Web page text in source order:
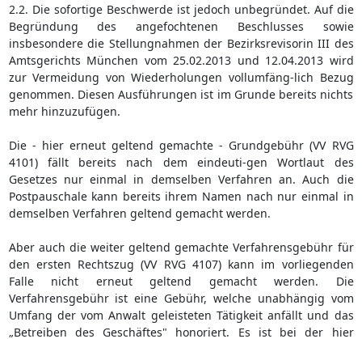
2.2. Die sofortige Beschwerde ist jedoch unbegründet. Auf die
Begründung des angefochtenen Beschlusses sowie
insbesondere die Stellungnahmen der Bezirksrevisorin III des
Amtsgerichts München vom 25.02.2013 und 12.04.2013 wird
zur Vermeidung von Wiederholungen vollumfäng-lich Bezug
genommen. Diesen Ausführungen ist im Grunde bereits nichts
mehr hinzuzufügen.
Die - hier erneut geltend gemachte - Grundgebühr (VV RVG
4101) fällt bereits nach dem eindeuti-gen Wortlaut des
Gesetzes nur einmal in demselben Verfahren an. Auch die
Postpauschale kann bereits ihrem Namen nach nur einmal in
demselben Verfahren geltend gemacht werden.
Aber auch die weiter geltend gemachte Verfahrensgebühr für
den ersten Rechtszug (VV RVG 4107) kann im vorliegenden
Falle nicht erneut geltend gemacht werden. Die
Verfahrensgebühr ist eine Gebühr, welche unabhängig vom
Umfang der vom Anwalt geleisteten Tätigkeit anfällt und das
„Betreiben des Geschäftes" honoriert. Es ist bei der hier